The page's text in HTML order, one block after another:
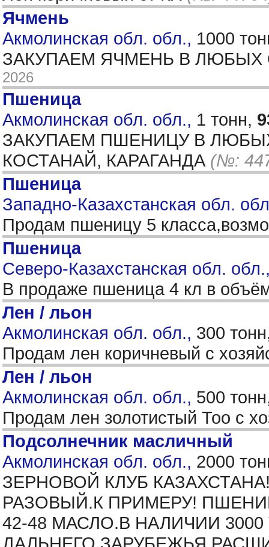
Ячмень
Акмолинская обл. обл., 1000
ЗАКУПАЕМ ЯЧМЕНЬ В ЛЮБЫХ
2026
Пшеница
Акмолинская обл. обл., 1 тонн,
ЗАКУПАЕМ ПШЕНИЦУ В
КОСТАНАЙ, КАРАГАНДА (№:
Пшеница
Западно-Казахстанская обл.
Продам пшеницу 5
Пшеница
Северо-Казахстанская обл.
В продаже пшеница 4 кл в
Лен / льон
Акмолинская обл. обл., 300
Продам лен коричневый с
Лен / льон
Акмолинская обл. обл., 500
Продам лен золотистый Тоо с
Подсолнечник масличный
Акмолинская обл. обл., 2000
ЗЕРНОВОЙ КЛУБ
РАЗОВЫЙ.К ПРИМЕРУ!
42-48 МАСЛО.В НАЛИЧИИ